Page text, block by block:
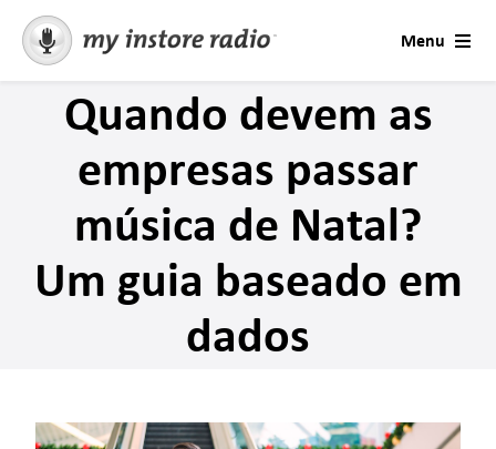
content
Menu
Soluções
Contacto
Música para empresas
Estações e Ocasiões
Mensagens
Quando devem as
empresas passar
música de Natal?
Um guia baseado em
dados